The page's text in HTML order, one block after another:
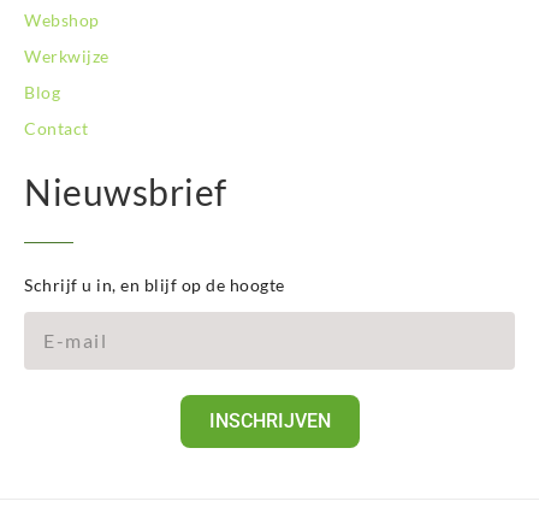
Webshop
Werkwijze
Blog
Contact
Nieuwsbrief
Schrijf u in, en blijf op de hoogte
INSCHRIJVEN